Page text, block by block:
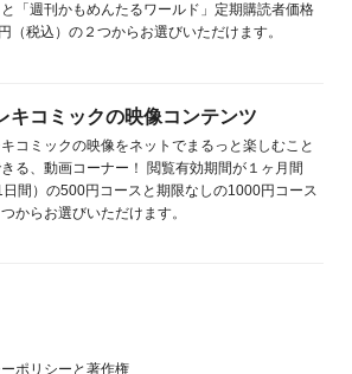
「週刊かもめんたるワールド」定期購読者価格
（税込）の２つからお選びいただけます。
キコミックの映像コンテンツ
コミックの映像をネットでまるっと楽しむこと
る、動画コーナー！ 閲覧有効期間が１ヶ月間
日間）の500円コースと期限なしの1000円コース
からお選びいただけます。
ポリシーと著作権